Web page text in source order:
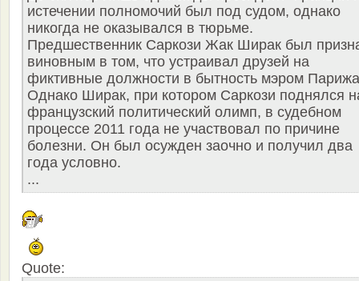
истечении полномочий был под судом, однако
никогда не оказывался в тюрьме.
Предшественник Саркози Жак Ширак был
виновным в том, что устраивал друзей на
фиктивные должности в бытность мэром
Однако Ширак, при котором Саркози поднялся
французский политический олимп, в судебном
процессе 2011 года не участвовал по причине
болезни. Он был осужден заочно и получил два
года условно.
...
Quote: